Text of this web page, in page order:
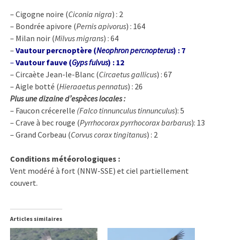
– Cigogne noire (Ciconia nigra) : 2
– Bondrée apivore (Pernis apivorus) : 164
– Milan noir (Milvus migrans) : 64
– Vautour percnoptère (Neophron percnopterus) : 7
– Vautour fauve (Gyps fulvus) : 12
– Circaète Jean-le-Blanc (Circaetus gallicus) : 67
– Aigle botté (Hieraaetus pennatus) : 26
Plus une dizaine d’espèces locales :
– Faucon crécerelle (Falco tinnunculus tinnunculus): 5
– Crave à bec rouge (Pyrrhocorax pyrrhocorax barbarus): 13
– Grand Corbeau (Corvus corax tingitanus) : 2
Conditions météorologiques :
Vent modéré à fort (NNW-SSE) et ciel partiellement
couvert.
Articles similaires